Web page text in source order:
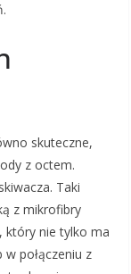
skuteczne,
z octem.
Taki
z mikrofibry
który nie tylko ma
połączeniu z